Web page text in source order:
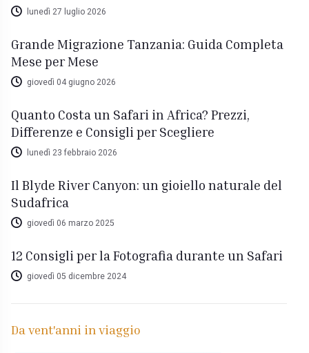
lunedì 27 luglio 2026
Grande Migrazione Tanzania: Guida Completa
Mese per Mese
giovedì 04 giugno 2026
Quanto Costa un Safari in Africa? Prezzi,
Differenze e Consigli per Scegliere
lunedì 23 febbraio 2026
Il Blyde River Canyon: un gioiello naturale del
Sudafrica
giovedì 06 marzo 2025
12 Consigli per la Fotografia durante un Safari
giovedì 05 dicembre 2024
Da vent'anni in viaggio